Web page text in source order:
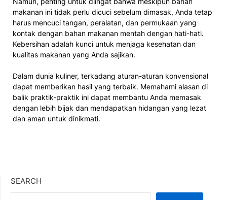
makanan ini tidak perlu dicuci sebelum dimasak, Anda tetap
harus mencuci tangan, peralatan, dan permukaan yang
kontak dengan bahan makanan mentah dengan hati-hati.
Kebersihan adalah kunci untuk menjaga kesehatan dan
kualitas makanan yang Anda sajikan.
Dalam dunia kuliner, terkadang aturan-aturan konvensional
dapat memberikan hasil yang terbaik. Memahami alasan di
balik praktik-praktik ini dapat membantu Anda memasak
dengan lebih bijak dan mendapatkan hidangan yang lezat
dan aman untuk dinikmati.
SEARCH